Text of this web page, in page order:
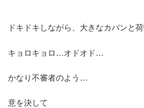
ドキドキしながら、大きなカバンと
キョロキョロ…オドオド…
かなり不審者のよう…
意を決して